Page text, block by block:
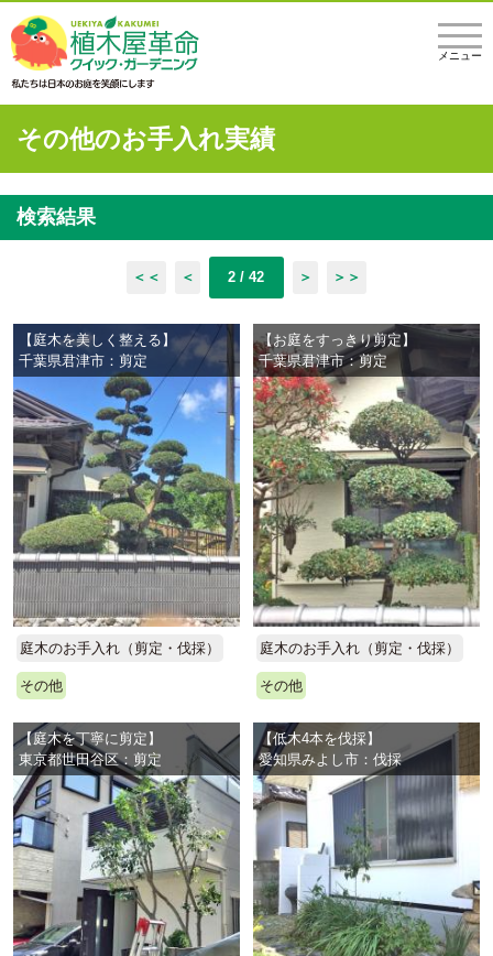
メニュー
その他のお手入れ実績
検索結果
＜＜ ＜ 2 / 42 ＞ ＞＞
【庭木を美しく整える】
千葉県君津市：剪定
庭木のお手入れ（剪定・伐採）
その他
【お庭をすっきり剪定】
千葉県君津市：剪定
庭木のお手入れ（剪定・伐採）
その他
【庭木を丁寧に剪定】
東京都世田谷区：剪定
【低木4本を伐採】
愛知県みよし市：伐採